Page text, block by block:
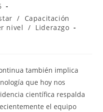
/
Capacitación
nivel / Liderazgo
también implica
que hoy nos
científica respalda
el equipo